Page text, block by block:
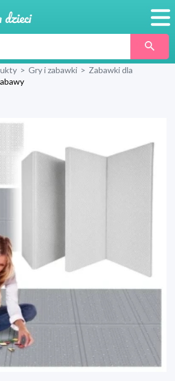
Produkty
Wyprawka
> Gry i zabawki > Zabawki dla